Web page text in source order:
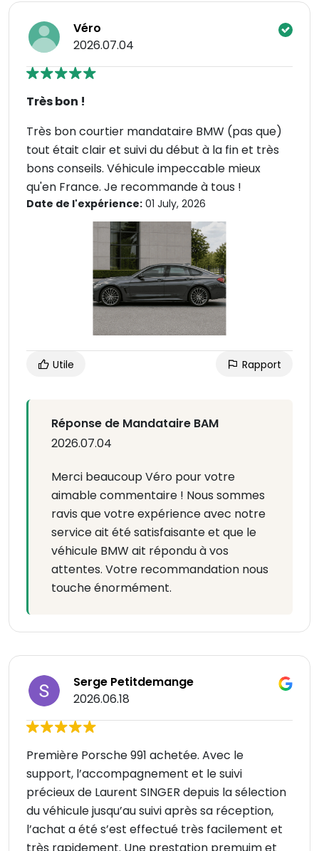
Véro
2026.07.04
Très bon !
Très bon courtier mandataire BMW (pas que)
tout était clair et suivi du début à la fin et très
bons conseils. Véhicule impeccable mieux
qu'en France. Je recommande à tous !
Date de l'expérience: 01 July, 2026
Utile Rapport
Réponse de Mandataire BAM
2026.07.04
Merci beaucoup Véro pour votre
aimable commentaire ! Nous sommes
ravis que votre expérience avec notre
service ait été satisfaisante et que le
véhicule BMW ait répondu à vos
attentes. Votre recommandation nous
touche énormément.
Serge Petitdemange
2026.06.18
Première Porsche 991 achetée. Avec le
support, l’accompagnement et le suivi
précieux de Laurent SINGER depuis la sélection
du véhicule jusqu’au suivi après sa réception,
l’achat a été s’est effectué très facilement et